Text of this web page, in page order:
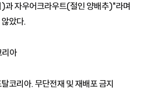
)과 자우어크라우트(절인 양배추)"라며
았다.
리아
리아. 무단전재 및 재배포 금지